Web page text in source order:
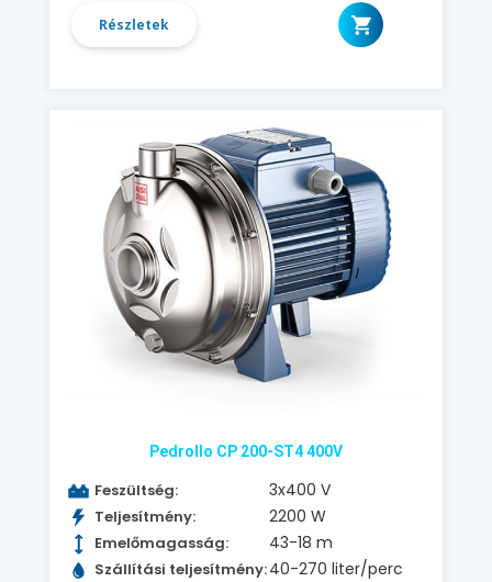
Részletek
Pedrollo CP 200-ST4 400V
Feszültség: 3x400 V
Teljesítmény: 2200 W
Emelőmagasság: 43-18 m
Szállítási teljesítmény:40-270 liter/perc